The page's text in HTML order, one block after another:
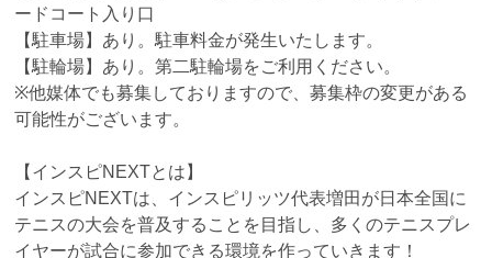
ードコート入り口
【駐車場】あり。駐車料金が発生いたします。
【駐輪場】あり。第二駐輪場をご利用ください。
※他媒体でも募集しておりますので、募集枠の変更がある
可能性がございます。
【インスピNEXTとは】
インスピNEXTは、インスピリッツ代表増田が日本全国に
テニスの大会を普及することを目指し、多くのテニスプレ
イヤーが試合に参加できる環境を作っていきます！